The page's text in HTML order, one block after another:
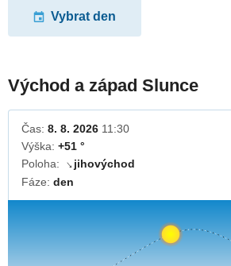
Vybrat den
Východ a západ Slunce
Čas: 8. 8. 2026 11:30
Výška: +51 °
Poloha:
↓ jihovýchod
Fáze: den